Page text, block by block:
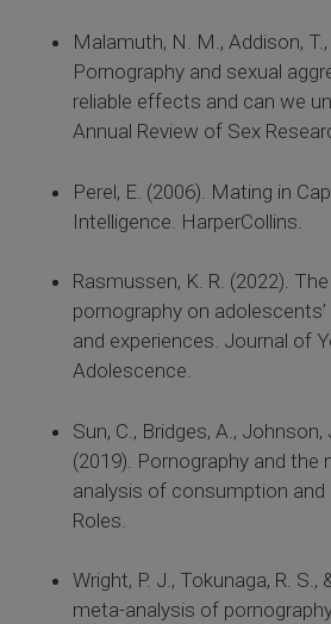
Malamuth, N. M., Addison,
Pornography and sexual
reliable effects and can we
Annual Review of Sex
Perel, E. (2006). Mating in
Intelligence. HarperCollins.
Rasmussen, K. R. (2022).
pornography on
and experiences. Journal of
Adolescence.
Sun, C., Bridges, A., Johnson,
(2019). Pornography and the
analysis of consumption
Roles.
Wright, P. J., Tokunaga, R. S.,
meta-analysis of